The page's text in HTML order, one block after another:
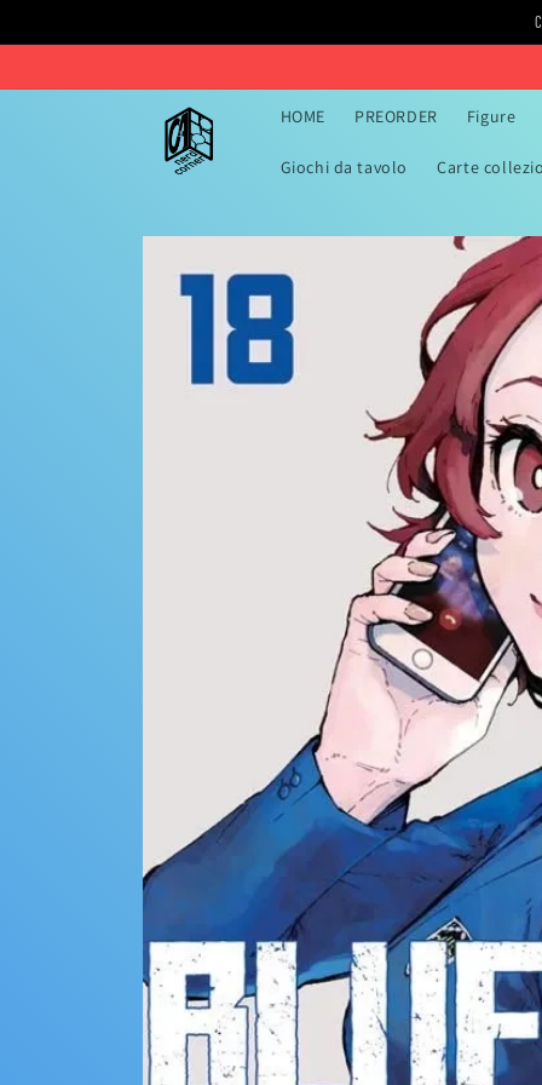
ai contenuti
HOME PREORDER Figure
Giochi da tavolo Carte
Passa alle
sul prodotto